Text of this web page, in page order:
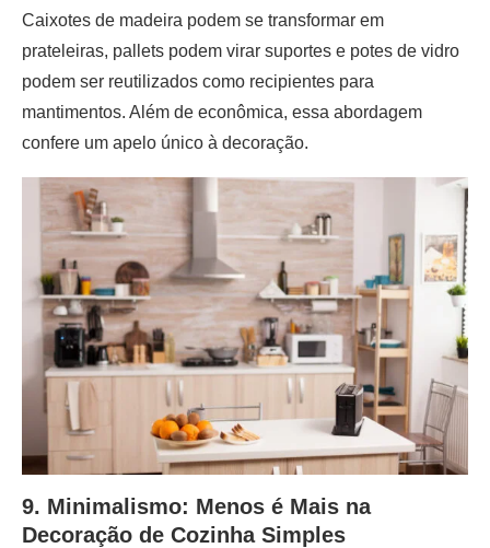
Caixotes de madeira podem se transformar em
prateleiras, pallets podem virar suportes e potes de vidro
podem ser reutilizados como recipientes para
mantimentos. Além de econômica, essa abordagem
confere um apelo único à decoração.
9. Minimalismo: Menos é Mais na
Decoração de Cozinha Simples